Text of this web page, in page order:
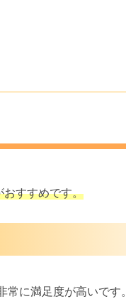
おすすめです。
に満足度が高いです。